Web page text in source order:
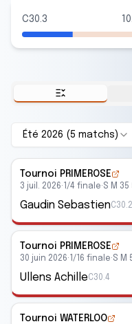
C30.3
Été 2026 (5 matchs )
Tournoi PRIMEROSE
3 juil. 2026· 1/4 finale·S M 35
Gaudin SebastienC30.2
Tournoi PRIMEROSE
30 juin 2026· 1/16 finale·S M
Ullens AchilleC30.4
Tournoi WATERLOO